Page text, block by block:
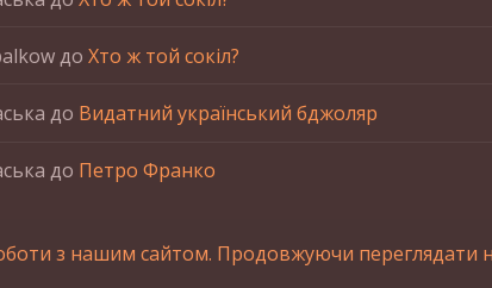
до Хто ж той сокіл?
до Видатний український бджоляр
до Петро Франко
сайта обов'язкове зворотнє посилання.
з нашим сайтом. Продовжуючи переглядати